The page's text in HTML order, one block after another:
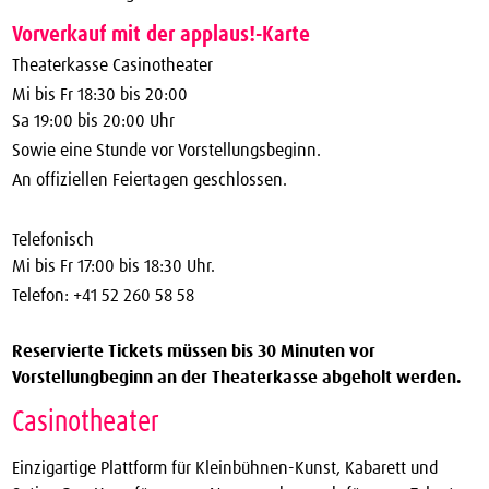
Vorverkauf mit der applaus!-Karte
Theaterkasse Casinotheater
Mi bis Fr 18:30 bis 20:00
Sa 19:00 bis 20:00 Uhr
Sowie eine Stunde vor Vorstellungsbeginn.
An offiziellen Feiertagen geschlossen.
Telefonisch
Mi bis Fr 17:00 bis 18:30 Uhr.
Telefon: +41 52 260 58 58
Reservierte Tickets müssen bis 30 Minuten vor
Vorstellungbeginn an der Theaterkasse abgeholt werden.
Casinotheater
Einzigartige Plattform für Kleinbühnen-Kunst, Kabarett und